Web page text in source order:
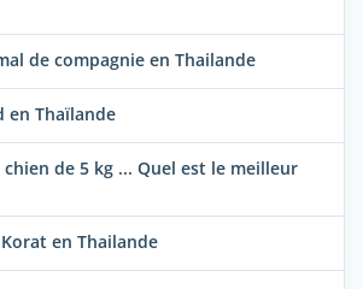
de compagnie en Thailande
en Thaïlande
chien de 5 kg ... Quel est le meilleur
en Thailande